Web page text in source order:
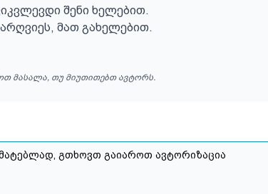
შენი ხელებით.
მათ გახელებით.
მასალა, თუ მიუთითებთ ავტორს.